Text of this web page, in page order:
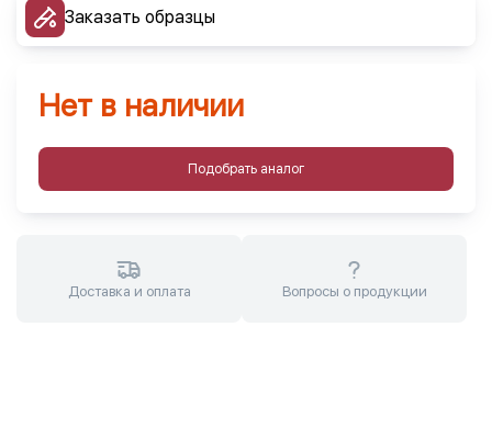
Заказать образцы
Нет в наличии
Подобрать аналог
Доставка и оплата Вопросы о продукции